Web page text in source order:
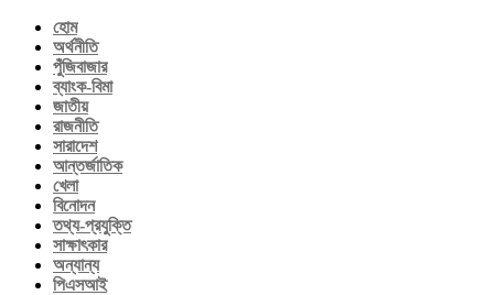
হোম
অর্থনীতি
পুঁজিবাজার
ব্যাংক-বিমা
জাতীয়
রাজনীতি
সারাদেশ
আন্তর্জাতিক
খেলা
বিনোদন
তথ্য-প্রযুক্তি
সাক্ষাৎকার
অন্যান্য
পিএসআই